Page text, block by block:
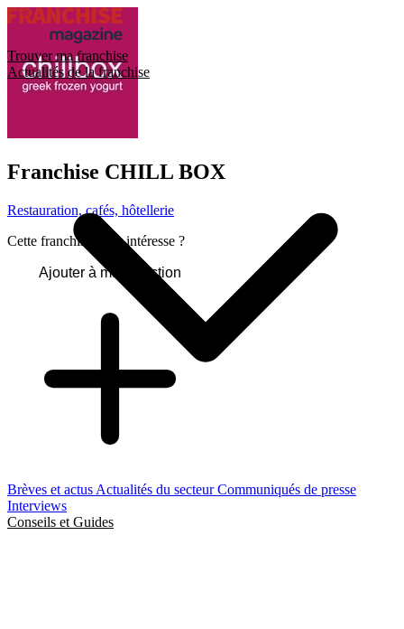
Trouver ma franchise
Actualités de la franchise
Brèves et actus Actualités du secteurCommuniqués de presse
Interviews
Conseils et Guides
Franchise CHILL BOX
Restauration, cafés, hôtellerie
Cette franchise vous intéresse ?
Ajouter à ma sélection